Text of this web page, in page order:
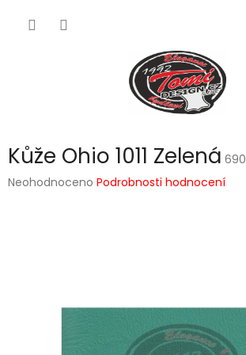
Kůže Ohio 1011 Zelená 690
Průměrné
Neohodnoceno Podrobnosti hodnocení